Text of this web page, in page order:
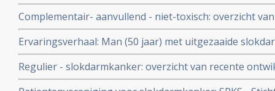
Complementair- aanvullend - niet-toxisch: overzicht
van niet-toxische aanvullende behandelingen en
Ervaringsverhaal: Man (50 jaar) met uitgezaaide
maanden kankervrij met combinatiebehandeling van
protonenbestraling copy 1
Regulier - slokdarmkanker: overzicht van recente
en medicijnen binnen de reguliere oncologie bij